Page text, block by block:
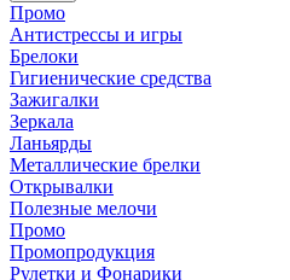
Промо
Антистрессы и игры
Брелоки
Гигиенические средства
Зажигалки
Зеркала
Ланьярды
Металлические брелки
Открывалки
Полезные мелочи
Промо
Промопродукция
Рулетки и Фонарики